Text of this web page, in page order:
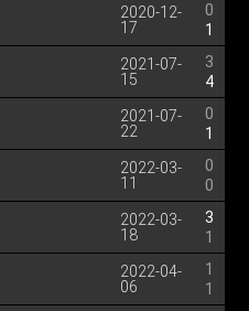
2020-12-
17
0
1
2021-07-
15
3
4
2021-07-
22
0
1
2022-03-
11
0
0
2022-03-
18
3
1
2022-04-
06
1
1